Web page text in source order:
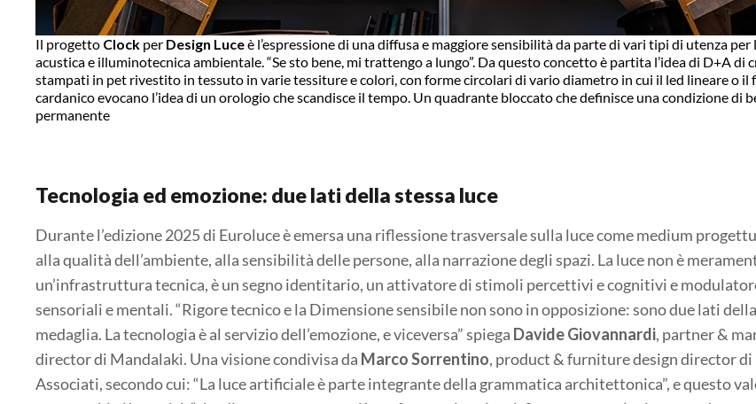
Il progetto Clock per Design Luceè l’espressione di una diffusa e maggiore sensibilità da parte di vari tipi di utenza per
acustica e illuminotecnica ambientale. “Se sto bene, mi trattengo a lungo”. Da questo concetto è partita l’idea di D+A di
stampati in pet rivestito in tessuto in varie tessiture e colori, con forme circolari di vario diametro in cui il led lineare o il
cardanico evocano l’idea di un orologio che scandisce il tempo. Un quadrante bloccato che definisce una condizione di
permanente
Tecnologia ed emozione: due lati della stessa luce
Durante l’edizione 2025 di Euroluce è emersa una riflessione trasversale sulla luce come medium
alla qualità dell’ambiente, alla sensibilità delle persone, alla narrazione degli spazi. La luce non è
un’infrastruttura tecnica, è un segno identitario, un attivatore di stimoli percettivi e cognitivi e
sensoriali e mentali. “Rigore tecnico e la Dimensione sensibile non sono in opposizione: sono due lati
medaglia. La tecnologia è al servizio dell’emozione, e viceversa” spiega Davide Giovannardi, partner &
director di Mandalaki. Una visione condivisa da Marco Sorrentino, product & furniture design director di
Associati, secondo cui: “La luce artificiale è parte integrante della grammatica architettonica”, e questo